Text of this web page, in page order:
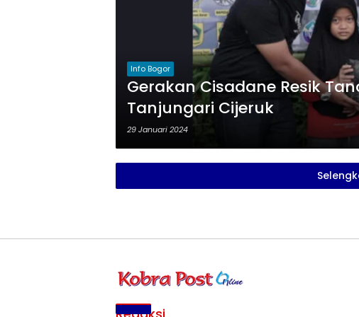
Info Bogor
Gerakan Cisadane Resik
Tanjungari Cijeruk
29 Januari 2024